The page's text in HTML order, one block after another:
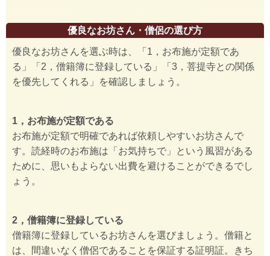
優良なお坊さん・僧侶の選び方
優良なお坊さんを選ぶ時は、「1，お布施が定額であ
る」「2，僧籍簿に登録している」「3，菩提寺との関係
を優先してくれる」を確認しましょう。
1，お布施が定額である
お布施が定額で明確であれば依頼しやすいお坊さんで
す。読経時のお布施は「お気持ちで」という風習がある
ために、思いもよらない出費を避けることができるでし
ょう。
2，僧籍簿に登録している
僧籍簿に登録しているお坊さんを選びましょう。僧籍と
は、間違いなく僧侶であることを保証する証明証。きち